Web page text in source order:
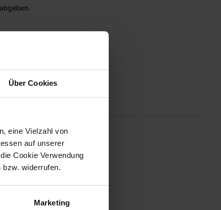
Über Cookies
eine Vielzahl von
auf unserer
Cookie Verwendung
bzw. widerrufen.
Marketing
Temperatur. Das Gerät
von bis 240°C. Durch das
präzise und leicht nutzen.